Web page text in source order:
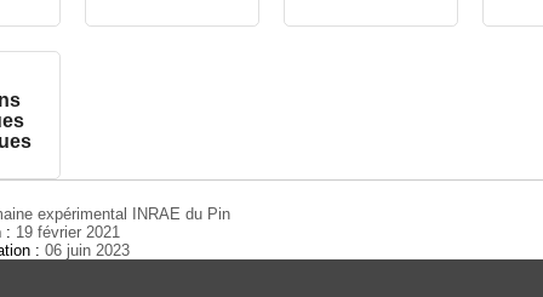
expérimental INRAE du Pin
: 19 février 2021
:06 juin 2023